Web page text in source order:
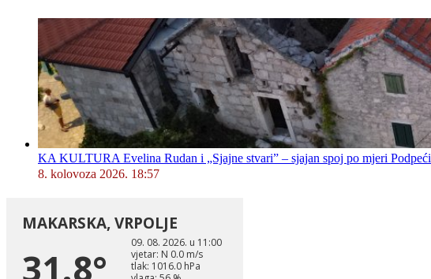
KA KULTURA Evelina Rudan i „Sjajne stvari” – sjajan spoj po mjeri Podpeći
8. kolovoza 2026. 18:57